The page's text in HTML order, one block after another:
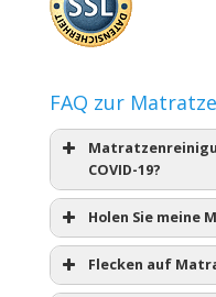
FAQ zur
COVID-19?
Holen Sie meine
Flecken auf